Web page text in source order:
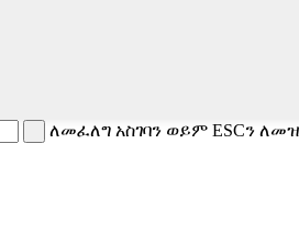
ለመፈለግ አስገባን ወይም ESCን